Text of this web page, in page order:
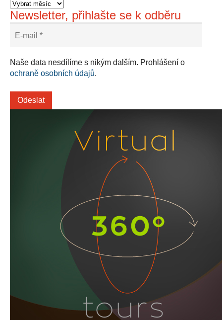
Newsletter, přihlašte se k odběru
Naše data nesdílíme s nikým dalším. Prohlášení o
ochraně osobních údajů.
https://kuula.co/profile/PetrSalek/collections
PetrSalek.com